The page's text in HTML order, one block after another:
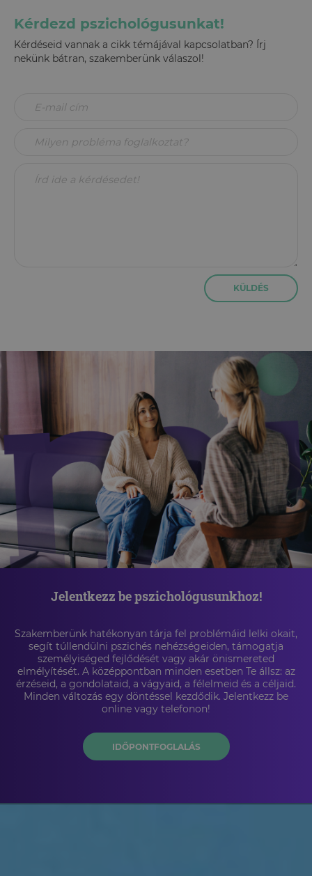
Kérdezd pszichológusunkat!
Kérdéseid vannak a cikk témájával kapcsolatban? Írj
nekünk bátran, szakemberünk válaszol!
KÜLDÉS
Jelentkezz be pszichológusunkhoz!
Szakemberünk hatékonyan tárja fel problémáid lelki okait,
segít túllendülni pszichés nehézségeiden, támogatja
személyiséged fejlődését vagy akár önismereted
elmélyítését. A középpontban minden esetben Te állsz: az
érzéseid, a gondolataid, a vágyaid, a félelmeid és a céljaid.
Minden változás egy döntéssel kezdődik. Jelentkezz be
online vagy telefonon!
IDŐPONTFOGLALÁS